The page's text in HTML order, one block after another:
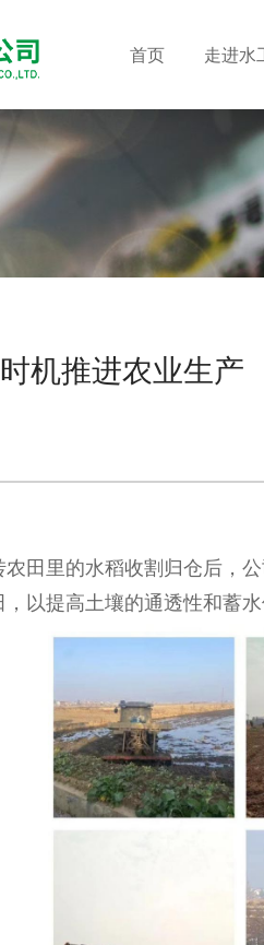
首页 走进水
机推进农业生产
里的水稻收割归仓后，
以提高土壤的通透性和蓄